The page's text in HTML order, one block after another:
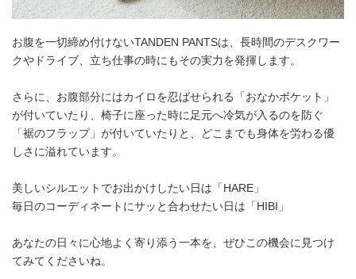
お腹を一切締め付けないTANDEN PANTSは、長時間のデスクワー
クやドライブ、立ち仕事の時にもその実力を発揮します。
さらに、お腹部分にはカイロを忍ばせられる「おなかポケット」
が付いていたり、椅子に座った時に足元へ冷気が入るのを防ぐ
「裾のフラップ」が付いていたりと、どこまでも身体を労わる優
しさに溢れています。
美しいシルエットでお出かけしたい日は「HARE」
毎日のコーディネートにサッと合わせたい日は「HIBI」
あなたの日々に心地よく寄り添う一本を、ぜひこの機会に見つけ
てみてくださいね。